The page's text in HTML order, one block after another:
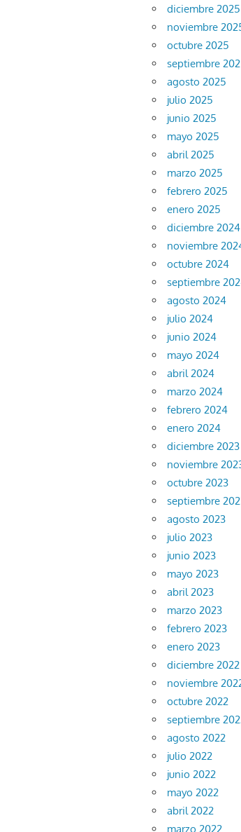
diciembre 2025
noviembre
octubre 2025
septiembre
agosto 2025
julio 2025
junio 2025
mayo 2025
abril 2025
marzo 2025
febrero 2025
enero 2025
diciembre 2024
noviembre
octubre 2024
septiembre
agosto 2024
julio 2024
junio 2024
mayo 2024
abril 2024
marzo 2024
febrero 2024
enero 2024
diciembre 2023
noviembre
octubre 2023
septiembre
agosto 2023
julio 2023
junio 2023
mayo 2023
abril 2023
marzo 2023
febrero 2023
enero 2023
diciembre 2022
noviembre
octubre 2022
septiembre
agosto 2022
julio 2022
junio 2022
mayo 2022
abril 2022
marzo 2022